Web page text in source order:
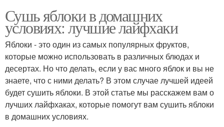
Сушь яблоки в домашних
условиях: лучшие лайфхаки
Яблоки - это один из самых популярных фруктов,
которые можно использовать в различных блюдах и
десертах. Но что делать, если у вас много яблок и вы не
знаете, что с ними делать? В этом случае лучшей идеей
будет сушить яблоки. В этой статье мы расскажем вам о
лучших лайфхаках, которые помогут вам сушить яблоки
в домашних условиях.